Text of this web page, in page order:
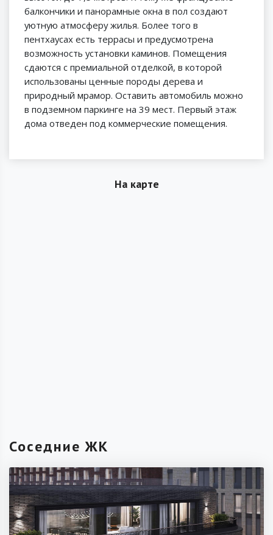
балкончики и панорамные окна в пол создают
уютную атмосферу жилья. Более того в
пентхаусах есть террасы и предусмотрена
возможность установки каминов. Помещения
сдаются с премиальной отделкой, в которой
использованы ценные породы дерева и
природный мрамор. Оставить автомобиль можно
в подземном паркинге на 39 мест. Первый этаж
дома отведен под коммерческие помещения.
На карте
Соседние ЖК